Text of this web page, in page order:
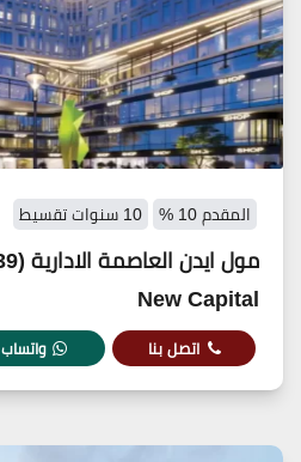
المقدم 10 % 10 سنوات تقسيط
New Capital
اتصل بنا واتساب